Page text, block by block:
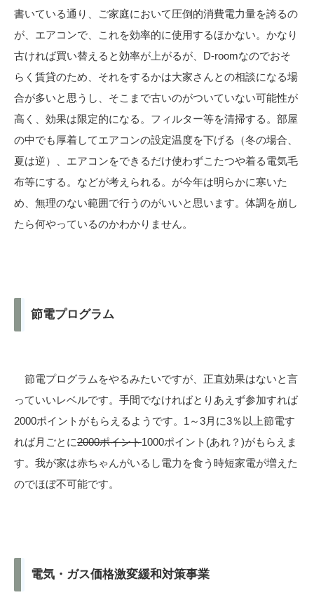
書いている通り、ご家庭において圧倒的消費電力量を誇るの
が、エアコンで、これを効率的に使用するほかない。かなり
古ければ買い替えると効率が上がるが、D-roomなのでおそ
らく賃貸のため、それをするかは大家さんとの相談になる場
合が多いと思うし、そこまで古いのがついていない可能性が
高く、効果は限定的になる。フィルター等を清掃する。部屋
の中でも厚着してエアコンの設定温度を下げる（冬の場合、
夏は逆）、エアコンをできるだけ使わずこたつや着る電気毛
布等にする。などが考えられる。が今年は明らかに寒いた
め、無理のない範囲で行うのがいいと思います。体調を崩し
たら何やっているのかわかりません。
節電プログラム
節電プログラムをやるみたいですが、正直効果はないと言
っていいレベルです。手間でなければとりあえず参加すれば
2000ポイントがもらえるようです。1～3月に3％以上節電す
れば月ごとに2000ポイント1000ポイント(あれ？)がもらえま
す。我が家は赤ちゃんがいるし電力を食う時短家電が増えた
のでほぼ不可能です。
電気・ガス価格激変緩和対策事業